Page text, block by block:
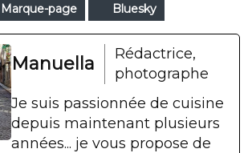
Marque-page Bluesky
Manuella
Rédactrice,
photographe
Je suis passionnée de cuisine
depuis maintenant plusieurs
années... je vous propose de